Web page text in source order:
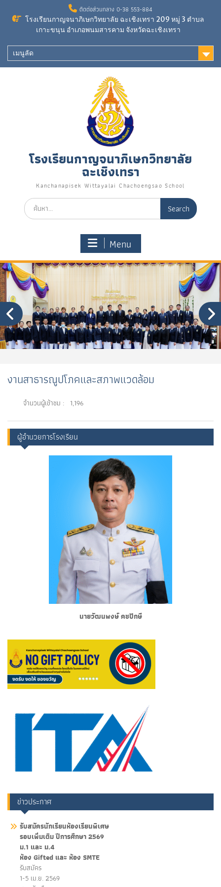
content
ติดต่อส่วนกลาง 0-38 553-884
โรงเรียนกาญจนาภิเษกวิทยาลัย ฉะเชิงเทรา 209 หมู่ 3 ตำบล
เกาะขนุน อำเภอพนมสารคาม จังหวัดฉะเชิงเทรา
เมนูลัด
โรงเรียนกาญจนาภิเษกวิทยาลัย
ฉะเชิงเทรา
Kanchanapisek Wittayalai Chachoengsao School
Search
for:
Menu
งานสาธารณูปโภคและสภาพแวดล้อม
จำนวนผู้เข้าชม : 1,196
ผู้อำนวยการโรงเรียน
นายวัฒนพงษ์ คชปักษี
ข่าวประกาศ
รับสมัครนักเรียนห้องเรียนพิเศษ
รอบเพิ่มเติม ปีการศึกษา 2569
ม.1 และ ม.4
ห้อง Gifted และ ห้อง SMTE
รับสมัคร
1-5 เม.ย. 2569